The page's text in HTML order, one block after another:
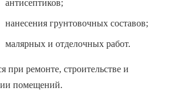
антисептиков;
нанесения грунтовочных составов;
малярных и отделочных работ.
при ремонте, строительстве и
помещений.